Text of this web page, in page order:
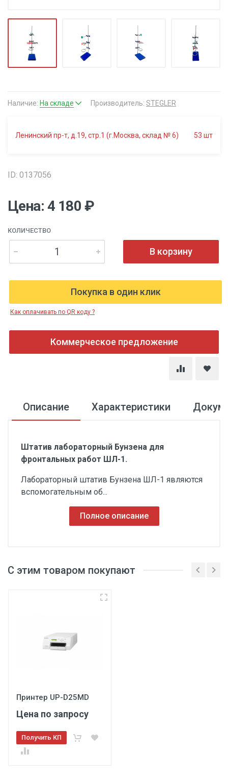
Наличие: На складе Производитель: STEGLER
Ленинский пр-т, д.19, стр.1 (г.Москва, склад № 6) 53 шт
ID: 0137056
Цена: 4 180 ₽
КОЛИЧЕСТВО
В корзину
Покупка в один клик
Как оплачивать по QR коду ?
Коммерческое предложение
Описание Характеристики
Штатив лабораторный Бунзена для
фронтальных работ ШЛ-1.
Лабораторный штатив Бунзена ШЛ-1 являются
вспомогательным об...
Полное описание
С этим товаром покупают
Принтер UP-D25MD
Цена по запросу
Получить КП